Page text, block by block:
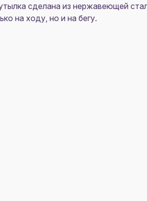
сделана из нержавеющей
на ходу, но и на бегу.